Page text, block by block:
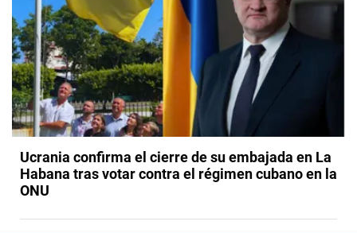
Ucrania confirma el cierre de su embajada en La
Habana tras votar contra el régimen cubano en la
ONU